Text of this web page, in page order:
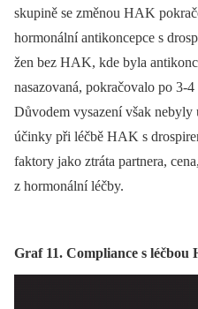
skupině se změnou HAK
hormonální antikoncepce s
žen bez HAK, kde byla
nasazovaná, pokračovalo po 3-
Důvodem vysazení však nebyly
účinky při léčbě HAK s
faktory jako ztráta partnera,
z hormonální léčby.
Graf 11. Compliance s léčbou